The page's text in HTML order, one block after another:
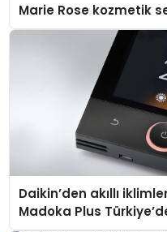
Marie Rose kozmetik
Daikin’den akıllı
Madoka Plus